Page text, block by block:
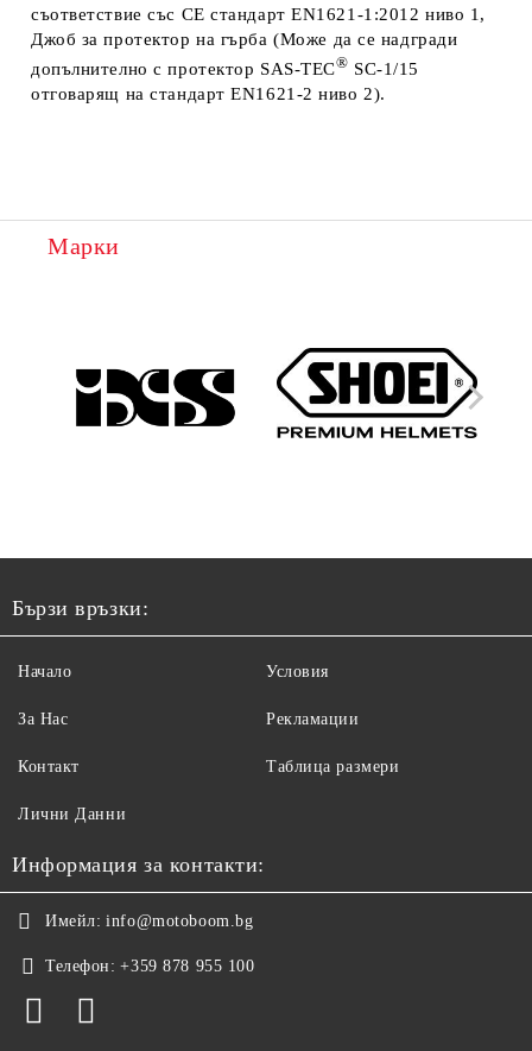
съответствие със CE стандарт EN1621-1:2012 ниво 1,
Джоб за протектор на гърба (Може да се надгради
допълнително с протектор SAS-TEC® SC-1/15
отговарящ на стандарт EN1621-2 ниво 2).
Марки
Бързи връзки:
Начало
За Нас
Контакт
Лични Данни
Условия
Рекламации
Таблица размери
Информация за контакти:
Имейл: info@motoboom.bg
Телефон: +359 878 955 100